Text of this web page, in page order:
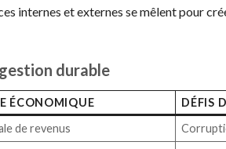
internes et externes se mêlent pour
durable
ÉCONOMIQUE
DÉFIS
de revenus